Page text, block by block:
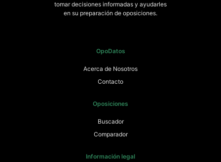
tomar decisiones informadas y ayudarles
en su preparación de oposiciones.
OpoDatos
Acerca de Nosotros
Contacto
Oposiciones
Buscador
Comparador
Información legal